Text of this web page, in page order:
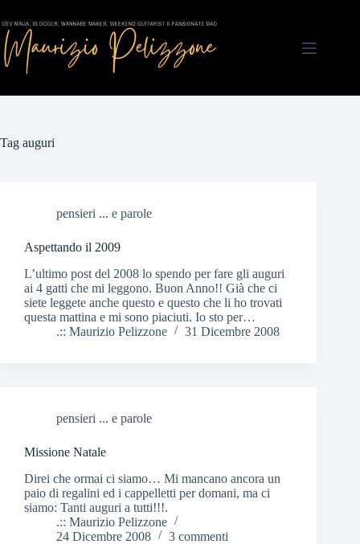
al
contenuto
Tag auguri
pensieri ... e parole
Aspettando il 2009
L’ultimo post del 2008 lo spendo per fare gli auguri
ai 4 gatti che mi leggono. Buon Anno!! Già che ci
siete leggete anche questo e questo che li ho trovati
questa mattina e mi sono piaciuti. Io sto per…
.:: Maurizio Pelizzone
31 Dicembre 2008
pensieri ... e parole
Missione Natale
Direi che ormai ci siamo… Mi mancano ancora un
paio di regalini ed i cappelletti per domani, ma ci
siamo: Tanti auguri a tutti!!!.
.:: Maurizio Pelizzone
24 Dicembre 2008
3 commenti